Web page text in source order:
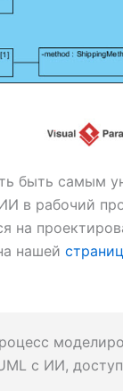
быть самым
в рабочий
на
нашей
с ИИ,